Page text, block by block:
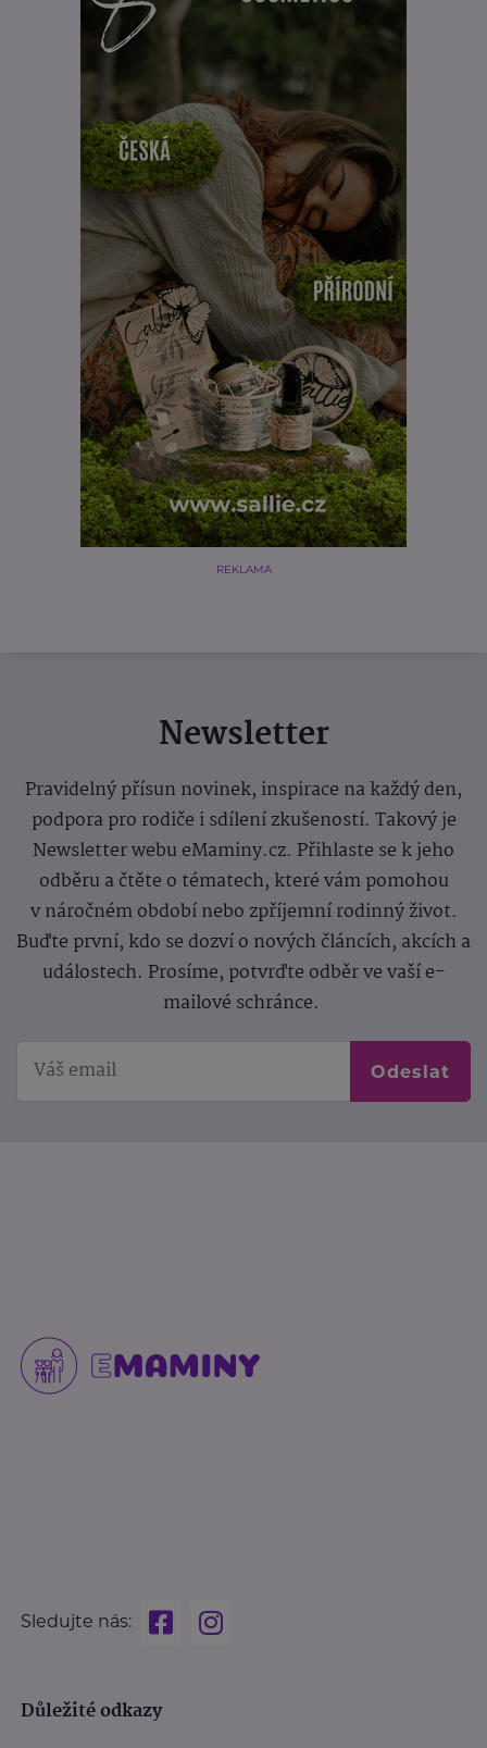
REKLAMA
Newsletter
Pravidelný přísun novinek, inspirace na každý den,
podpora pro rodiče i sdílení zkušeností. Takový je
Newsletter webu eMaminy.cz. Přihlaste se k jeho
odběru a čtěte o tématech, které vám pomohou
v náročném období nebo zpříjemní rodinný život.
Buďte první, kdo se dozví o nových článcích, akcích a
událostech. Prosíme, potvrďte odběr ve vaší e-
mailové schránce.
Odeslat
Sledujte nás:
Důležité odkazy